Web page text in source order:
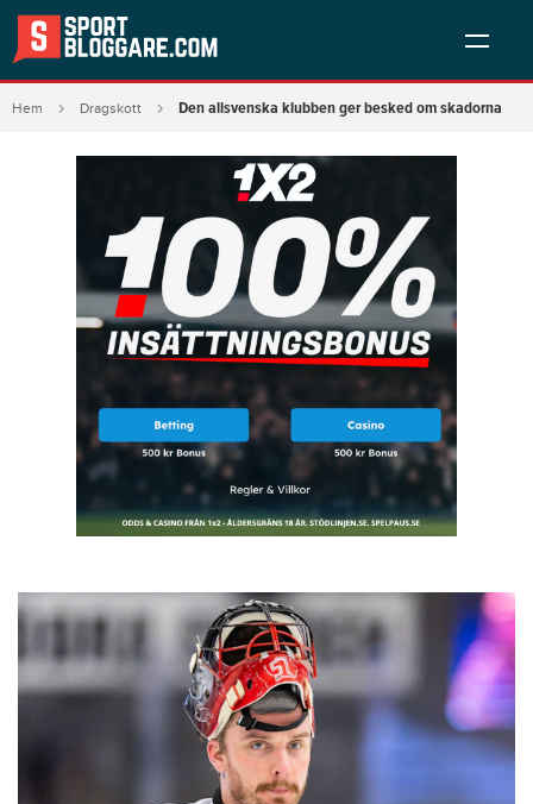
Hem Dragskott Den allsvenska klubben ger besked om skadorna